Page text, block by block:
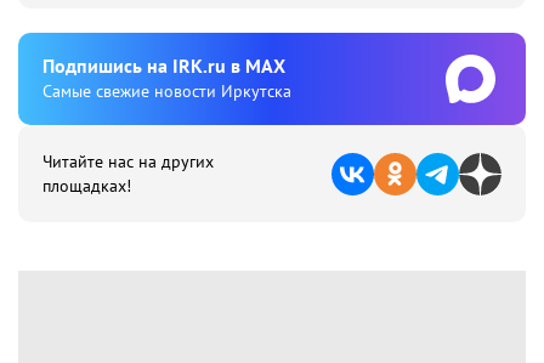
Подпишиcь на IRK.ru в MAX
Cамые свежие новости Иркутска
Читайте нас на других
площадках!